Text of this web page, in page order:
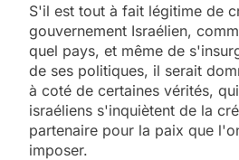
S'il est tout à fait légitime de
gouvernement Israélien,
quel pays, et même de
de ses politiques, il serait
à coté de certaines vérités,
israéliens s'inquiètent de la
partenaire pour la paix que
imposer.